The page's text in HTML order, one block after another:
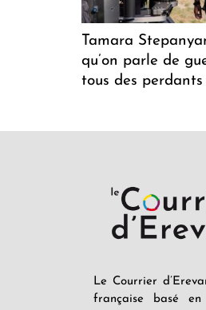
Tamara
qu’on parle de
tous des perdants
Le Courrier
française basé